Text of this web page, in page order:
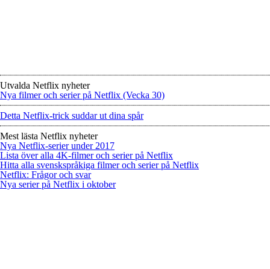
Utvalda Netflix nyheter
Nya filmer och serier på Netflix (Vecka 30)
Detta Netflix-trick suddar ut dina spår
Mest lästa Netflix nyheter
Nya Netflix-serier under 2017
Lista över alla 4K-filmer och serier på Netflix
Hitta alla svenskspråkiga filmer och serier på Netflix
Netflix: Frågor och svar
Nya serier på Netflix i oktober